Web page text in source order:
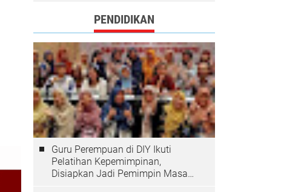
PENDIDIKAN
Guru Perempuan di DIY Ikuti
Pelatihan Kepemimpinan,
Disiapkan Jadi Pemimpin Masa